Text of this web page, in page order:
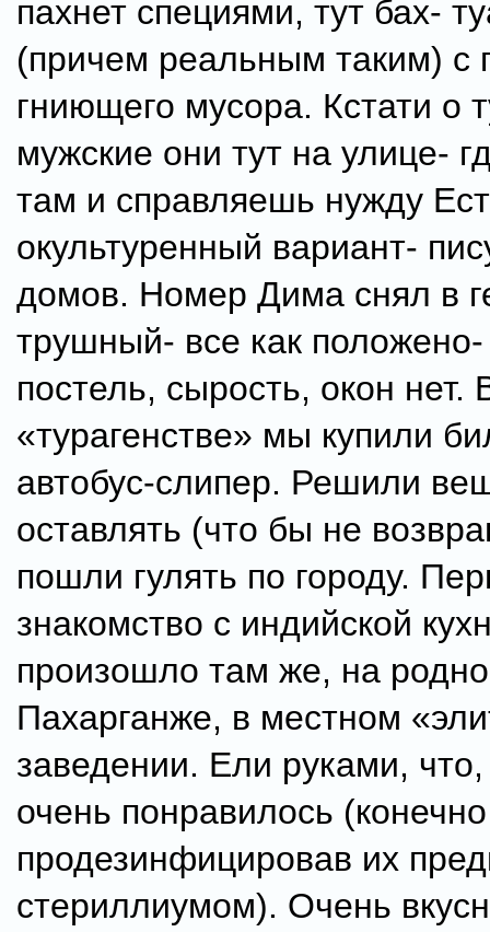
пахнет специями, тут бах-
(причем реальным таким) с
гниющего мусора. Кстати о
мужские они тут на улице-
там и справляешь нужду
окультуренный вариант-
домов. Номер Дима снял в
трушный- все как положено-
постель, сырость, окон нет.
«турагенстве» мы купили
автобус-слипер. Решили
оставлять (что бы не
пошли гулять по городу.
знакомство с индийской
произошло там же, на
Пахарганже, в местном
заведении. Ели руками,
очень понравилось
продезинфицировав их
стериллиумом). Очень